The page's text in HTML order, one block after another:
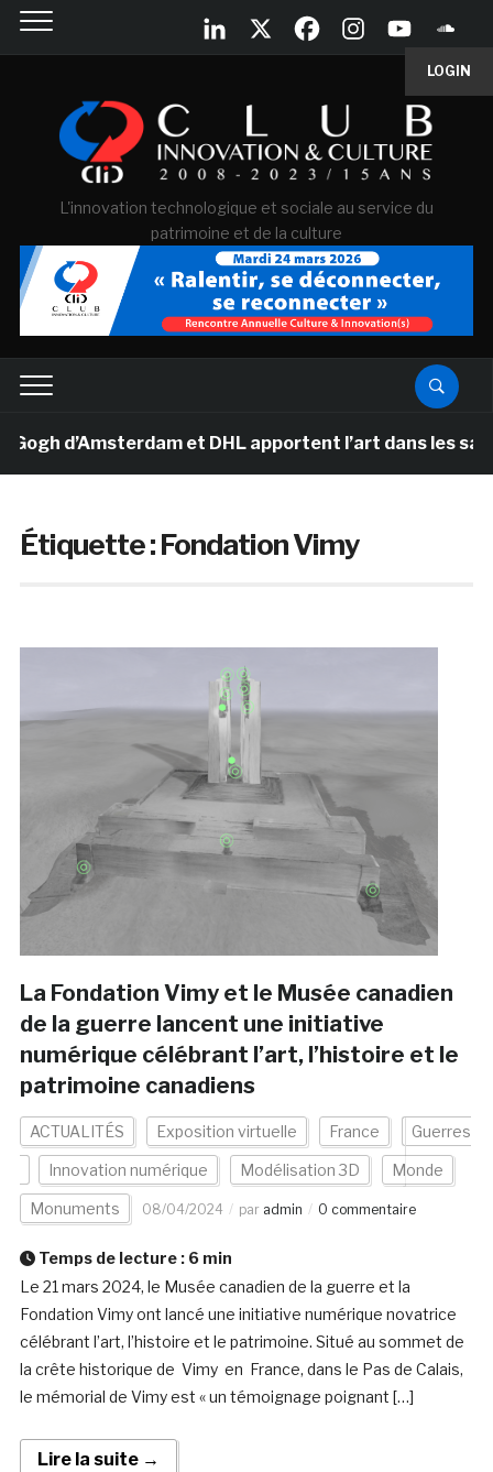
LOGIN
L'innovation technologique et sociale au service du
patrimoine et de la culture
d’Amsterdam et DHL apportent l’art dans les salles
Étiquette :Fondation Vimy
La Fondation Vimy et le Musée canadien
de la guerre lancent une initiative
numérique célébrant l’art, l’histoire et le
patrimoine canadiens
ACTUALITÉS Exposition virtuelle France Guerres
Innovation numérique Modélisation 3D Monde
Monuments 08/04/2024 par admin 0 commentaire
Temps de lecture : 6 min
Le 21 mars 2024, le Musée canadien de la guerre et la
Fondation Vimy ont lancé une initiative numérique novatrice
célébrant l’art, l’histoire et le patrimoine. Situé au sommet de
la crête historique de Vimy en France, dans le Pas de Calais,
le mémorial de Vimy est « un témoignage poignant […]
Lire la suite →